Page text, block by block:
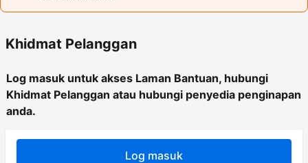
Khidmat Pelanggan
Log masuk untuk akses Laman Bantuan, hubungi
Khidmat Pelanggan atau hubungi penyedia penginapan
anda.
Log masuk